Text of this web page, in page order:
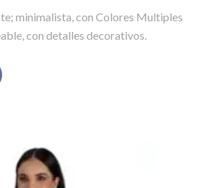
minimalista, con Colores Multiples
con detalles decorativos.